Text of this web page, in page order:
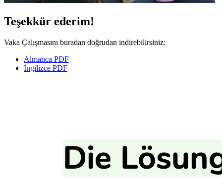
Teşekkür ederim!
Vaka Çalışmasını buradan doğrudan indirebilirsiniz:
Almanca PDF
İngilizce PDF